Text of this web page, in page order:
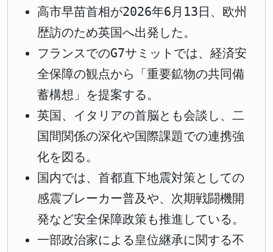
高市早苗首相が2026年6月13日、欧州
歴訪のため英国へ出発した。
フランスでのG7サミットでは、経済安
全保障の観点から「重要鉱物の共同備
蓄構想」を提案する。
英国、イタリアの首脳とも会談し、二
国間関係の深化や国際課題での連携強
化を図る。
国内では、首都直下地震対策としての
感震ブレーカー普及や、次期戦闘機開
発など安全保障政策も推進している。
一部政治家による皇位継承に関する不